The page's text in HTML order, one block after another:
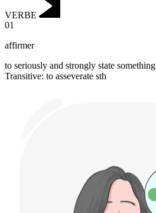
VERBE
01
affirmer
to seriously and strongly state something
Transitive: to asseverate sth